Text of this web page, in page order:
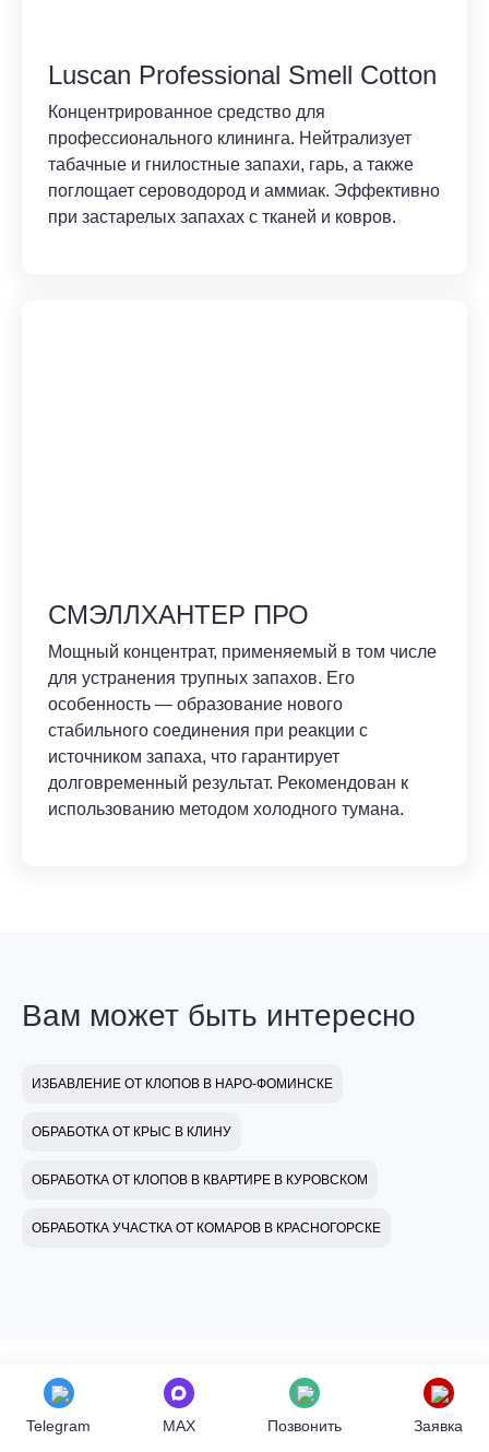
Luscan Professional Smell Cotton
Концентрированное средство для
профессионального клининга. Нейтрализует
табачные и гнилостные запахи, гарь, а также
поглощает сероводород и аммиак. Эффективно
при застарелых запахах с тканей и ковров.
СМЭЛЛХАНТЕР ПРО
Мощный концентрат, применяемый в том числе
для устранения трупных запахов. Его
особенность — образование нового
стабильного соединения при реакции с
источником запаха, что гарантирует
долговременный результат. Рекомендован к
использованию методом холодного тумана.
Вам может быть интересно
ИЗБАВЛЕНИЕ ОТ КЛОПОВ В НАРО-ФОМИНСКЕ
ОБРАБОТКА ОТ КРЫС В КЛИНУ
ОБРАБОТКА ОТ КЛОПОВ В КВАРТИРЕ В КУРОВСКОМ
ОБРАБОТКА УЧАСТКА ОТ КОМАРОВ В КРАСНОГОРСКЕ
Отзывы об услуге
Telegram MAX Позвонить Заявка